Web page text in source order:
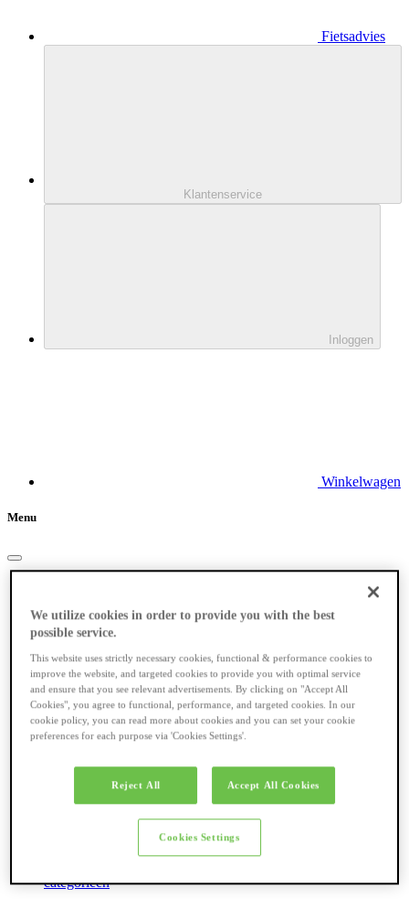
Fietsadvies
Klantenservice
Inloggen
Winkelwagen
Menu
categorieën
We utilize cookies in order to provide you with the best
possible service.
This website uses strictly necessary cookies, functional & performance cookies to
improve the website, and targeted cookies to provide you with optimal service
and ensure that you see relevant advertisements. By clicking on "Accept All
Cookies", you agree to functional, performance, and targeted cookies. In our
cookie policy, you can read more about cookies and you can set your cookie
preferences for each purpose via 'Cookies Settings'.
Reject All Accept All Cookies
Cookies Settings